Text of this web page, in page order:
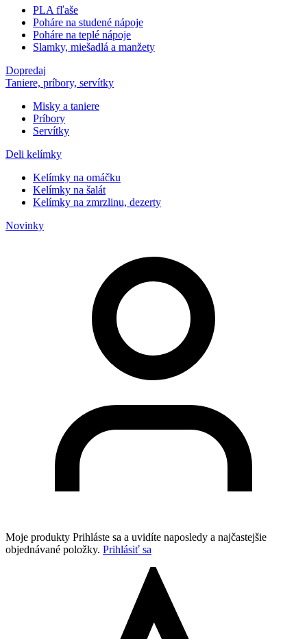
PLA fľaše
Poháre na studené nápoje
Poháre na teplé nápoje
Slamky, miešadlá a manžety
Dopredaj
Taniere, príbory, servítky
Misky a taniere
Príbory
Servítky
Deli kelímky
Kelímky na omáčku
Kelímky na šalát
Kelímky na zmrzlinu, dezerty
Novinky
Moje produkty Prihláste sa a uvidíte naposledy a najčastejšie
objednávané položky. Prihlásiť sa